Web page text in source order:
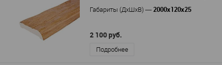
Габариты (ДхШхВ) — 2000х120х25
2 100 руб.
Подробнее